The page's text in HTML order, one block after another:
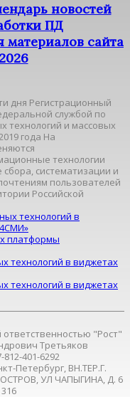
новостей
ПД
материалов сайта
дня Регистрационный
службой по
технологий и массовых
года На
технологии
систематизации и
пользователей
Российской
технологий в
платформы
технологий в виджетах
технологий в виджетах
"Рост"
Третьяков
401-6292
Петербург, ВН.ТЕР.Г.
УЛ ЧАПЫГИНА, Д. 6